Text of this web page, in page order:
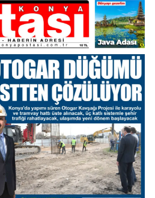
Hatay
Isparta
Mersin
İstanbul
İzmir
Kars
Kastamonu
Kayseri